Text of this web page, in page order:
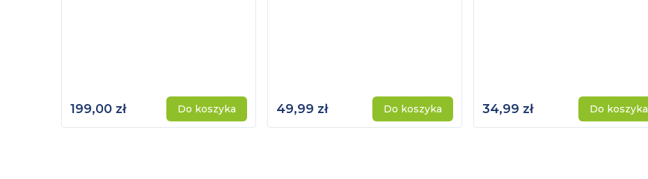
199,00 zł Do koszyka 49,99 zł Do koszyka 34,99 zł Do koszyka